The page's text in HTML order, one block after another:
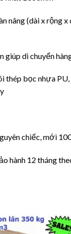
nâng (dài x rộng x
giúp di chuyển
thép bọc nhựa
chiếc, mới
hành 12 tháng